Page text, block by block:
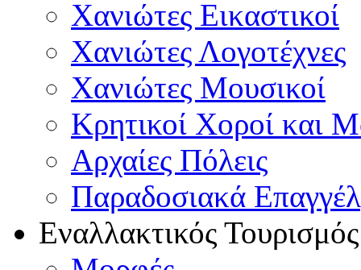
Χανιώτες Εικαστικοί
Χανιώτες Λογοτέχνες
Χανιώτες Μουσικοί
Κρητικοί Χοροί και
Αρχαίες Πόλεις
Παραδοσιακά
Εναλλακτικός Τουρισμός